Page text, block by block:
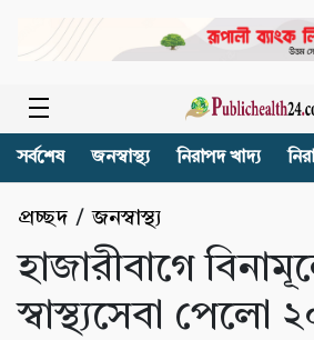
সর্বশেষ জনস্বাস্থ্য নিরাপদ খাদ্য
প্রচ্ছদ /জনস্বাস্থ্য
হাজারীবাগে
স্বাস্থ্যসেবা পেলো